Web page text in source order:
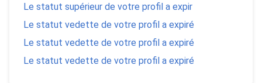
Le statut supérieur de votre profil a expir
Le statut vedette de votre profil a expiré
Le statut vedette de votre profil a expiré
Le statut vedette de votre profil a expiré